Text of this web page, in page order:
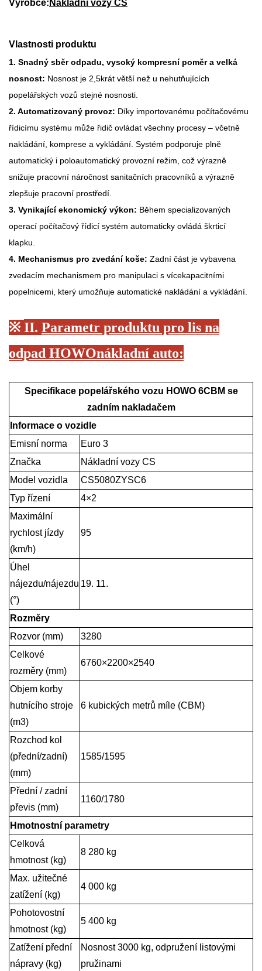
Výrobce: Nákladní vozy CS
Vlastnosti produktu
1. Snadný sběr odpadu, vysoký kompresní poměr a velká
nosnost: Nosnost je 2,5krát větší než u nehutňujících
popelářských vozů stejné nosnosti.
2. Automatizovaný provoz: Díky importovanému počítačovému
řídicímu systému může řidič ovládat všechny procesy – včetně
nakládání, komprese a vykládání. Systém podporuje plně
automatický i poloautomatický provozní režim, což výrazně
snižuje pracovní náročnost sanitačních pracovníků a výrazně
zlepšuje pracovní prostředí.
3. Vynikající ekonomický výkon: Během specializovaných
operací počítačový řídicí systém automaticky ovládá škrticí
klapku.
4. Mechanismus pro zvedání koše: Zadní část je vybavena
zvedacím mechanismem pro manipulaci s vícekapacitními
popelnicemi, který umožňuje automatické nakládání a vykládání.
※ II. Parametr produktu pro lis na
odpad HOWOnákladní auto:
Specifikace popelářského vozu HOWO 6CBM se
zadním nakladačem
Informace o vozidle
Emisní norma
Euro 3
Značka
Nákladní vozy CS
Model vozidla
CS5080ZYSC6
Typ řízení
4×2
Maximální
rychlost jízdy
(km/h)
95
Úhel
nájezdu/nájezdu
(°)
19. 11.
Rozměry
Rozvor (mm)
3280
Celkové
rozměry (mm)
6760×2200×2540
Objem korby
hutnícího stroje
(m3)
6 kubických metrů míle (CBM)
Rozchod kol
(přední/zadní)
(mm)
1585/1595
Přední / zadní
převis (mm)
1160/1780
Hmotnostní parametry
Celková
hmotnost (kg)
8 280 kg
Max. užitečné
zatížení (kg)
4 000 kg
Pohotovostní
hmotnost (kg)
5 400 kg
Zatížení přední
nápravy (kg)
Nosnost 3000 kg, odpružení listovými
pružinami